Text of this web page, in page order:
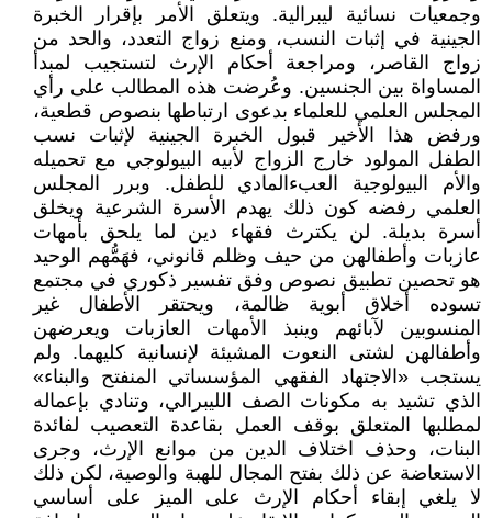
وجمعيات نسائية ليبرالية. ويتعلق الأمر بإقرار الخبرة
الجينية في إثبات النسب، ومنع زواج التعدد، والحد من
زواج القاصر، ومراجعة أحكام الإرث لتستجيب لمبدأ
المساواة بين الجنسين. وعُرضت هذه المطالب على رأي
المجلس العلمي للعلماء بدعوى ارتباطها بنصوص قطعية،
ورفض هذا الأخير قبول الخبرة الجينية لإثبات نسب
الطفل المولود خارج الزواج لأبيه البيولوجي مع تحميله
والأم البيولوجية العبءالمادي للطفل. وبرر المجلس
العلمي رفضه كون ذلك يهدم الأسرة الشرعية ويخلق
أسرة بديلة. لن يكترث فقهاء دين لما يلحق بأمهات
عازبات وأطفالهن من حيف وظلم قانوني، فهَمُّهم الوحيد
هو تحصين تطبيق نصوص وفق تفسير ذكوري في مجتمع
تسوده أخلاق أبوية ظالمة، ويحتقر الأطفال غير
المنسوبين لآبائهم وينبذ الأمهات العازبات ويعرضهن
وأطفالهن لشتى النعوت المشيئة لإنسانية كليهما. ولم
يستجب «الاجتهاد الفقهي المؤسساتي المنفتح والبناء»
الذي تشيد به مكونات الصف الليبرالي، وتنادي بإعماله
لمطلبها المتعلق بوقف العمل بقاعدة التعصيب لفائدة
البنات، وحذف اختلاف الدين من موانع الإرث، وجرى
الاستعاضة عن ذلك بفتح المجال للهبة والوصية، لكن ذلك
لا يلغي إبقاء أحكام الإرث على الميز على أساسي